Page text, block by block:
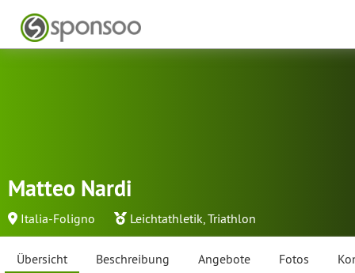
Matteo Nardi
Italia-Foligno Leichtathletik,Triathlon
Übersicht Beschreibung Angebote Fotos